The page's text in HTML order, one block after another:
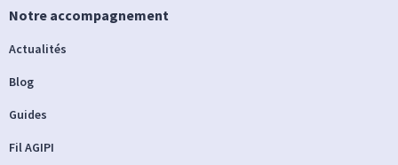
Notre accompagnement
Actualités
Blog
Guides
Fil AGIPI